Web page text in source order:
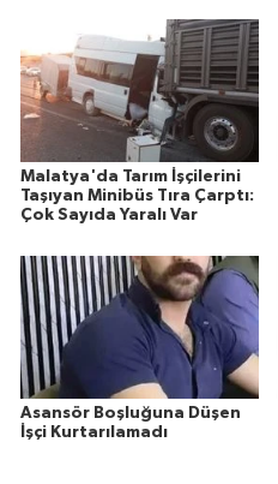
Malatya'da Tarım İşçilerini
Taşıyan Minibüs Tıra Çarptı:
Çok Sayıda Yaralı Var
Asansör Boşluğuna Düşen
İşçi Kurtarılamadı